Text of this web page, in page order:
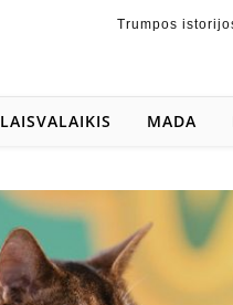
Trumpos
LAISVALAIKIS MADA